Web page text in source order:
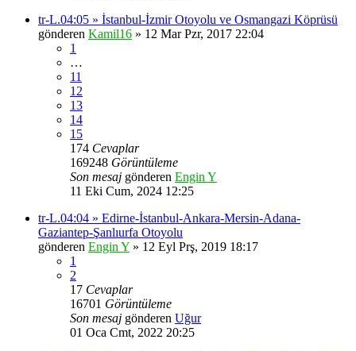
tr-L.04:05 » İstanbul-İzmir Otoyolu ve Osmangazi Köprüsü
gönderen Kamil16 » 12 Mar Pzr, 2017 22:04
1
…
11
12
13
14
15
174 Cevaplar
169248 Görüntüleme
Son mesaj gönderen Engin Y
11 Eki Cum, 2024 12:25
tr-L.04:04 » Edirne-İstanbul-Ankara-Mersin-Adana-
Gaziantep-Şanlıurfa Otoyolu
gönderen Engin Y » 12 Eyl Prş, 2019 18:17
1
2
17 Cevaplar
16701 Görüntüleme
Son mesaj gönderen Uğur
01 Oca Cmt, 2022 20:25